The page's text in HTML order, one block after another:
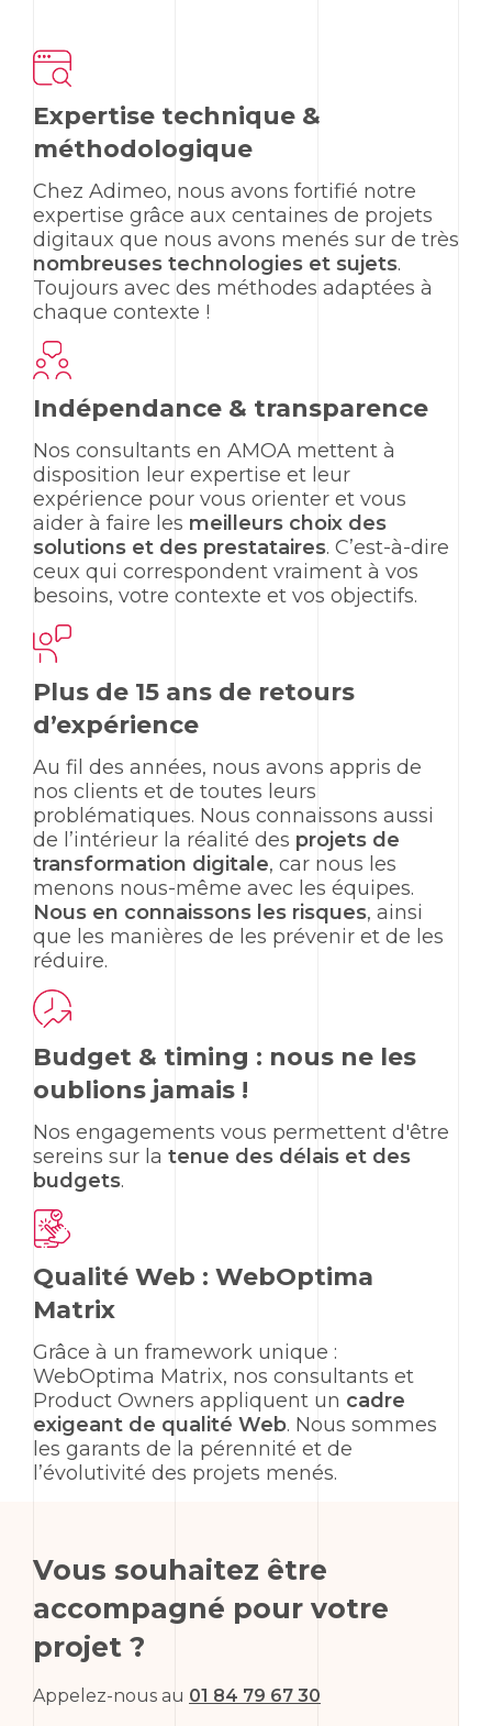
Expertise technique &
méthodologique
Chez Adimeo, nous avons fortifié notre
expertise grâce aux centaines de projets
digitaux que nous avons menés sur de très
nombreuses technologies et sujets.
Toujours avec des méthodes adaptées à
chaque contexte !
Indépendance & transparence
Nos consultants en AMOA mettent à
disposition leur expertise et leur
expérience pour vous orienter et vous
aider à faire les meilleurs choix des
solutions et des prestataires. C’est-à-dire
ceux qui correspondent vraiment à vos
besoins, votre contexte et vos objectifs.
Plus de 15 ans de retours
d’expérience
Au fil des années, nous avons appris de
nos clients et de toutes leurs
problématiques. Nous connaissons aussi
de l’intérieur la réalité des projets de
transformation digitale, car nous les
menons nous-même avec les équipes.
Nous en connaissons les risques, ainsi
que les manières de les prévenir et de les
réduire.
Budget & timing : nous ne les
oublions jamais !
Nos engagements vous permettent d'être
sereins sur la tenue des délais et des
budgets.
Qualité Web : WebOptima
Matrix
Grâce à un framework unique :
WebOptima Matrix, nos consultants et
Product Owners appliquent un cadre
exigeant de qualité Web. Nous sommes
les garants de la pérennité et de
l’évolutivité des projets menés.
Vous souhaitez être
accompagné pour votre
projet ?
Appelez-nous au 01 84 79 67 30